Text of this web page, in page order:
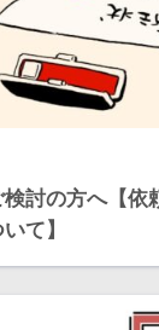
討の方へ【依
て】